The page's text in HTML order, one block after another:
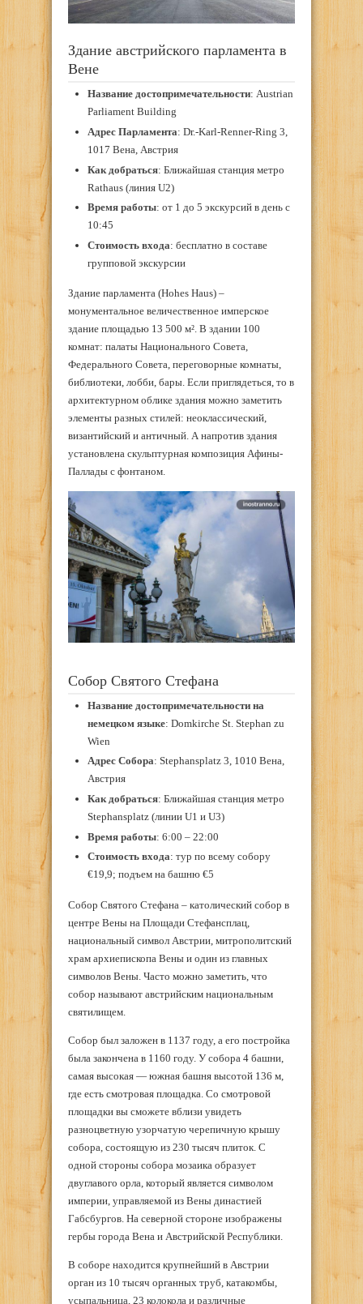
Здание австрийского парламента в
Вене
Название достопримечательности: Austrian
Parliament Building
Адрес Парламента: Dr.-Karl-Renner-Ring 3,
1017 Вена, Австрия
Как добраться: Ближайшая станция метро
Rathaus (линия U2)
Время работы: от 1 до 5 экскурсий в день с
10:45
Стоимость входа: бесплатно в составе
групповой экскурсии
Здание парламента (Hohes Haus) –
монументальное величественное имперское
здание площадью 13 500 м². В здании 100
комнат: палаты Национального Совета,
Федерального Совета, переговорные комнаты,
библиотеки, лобби, бары. Если приглядеться, то в
архитектурном облике здания можно заметить
элементы разных стилей: неоклассический,
византийский и античный. А напротив здания
установлена скульптурная композиция Афины-
Паллады с фонтаном.
Собор Святого Стефана
Название достопримечательности на
немецком языке: Domkirche St. Stephan zu
Wien
Адрес Собора: Stephansplatz 3, 1010 Вена,
Австрия
Как добраться: Ближайшая станция метро
Stephansplatz (линии U1 и U3)
Время работы: 6:00 – 22:00
Стоимость входа: тур по всему собору
€19,9; подъем на башню €5
Собор Святого Стефана – католический собор в
центре Вены на Площади Стефансплац,
национальный символ Австрии, митрополитский
храм архиепископа Вены и один из главных
символов Вены. Часто можно заметить, что
собор называют австрийским национальным
святилищем.
Собор был заложен в 1137 году, а его постройка
была закончена в 1160 году. У собора 4 башни,
самая высокая — южная башня высотой 136 м,
где есть смотровая площадка. Со смотровой
площадки вы сможете вблизи увидеть
разноцветную узорчатую черепичную крышу
собора, состоящую из 230 тысяч плиток. С
одной стороны собора мозаика образует
двуглавого орла, который является символом
империи, управляемой из Вены династией
Габсбургов. На северной стороне изображены
гербы города Вена и Австрийской Республики.
В соборе находится крупнейший в Австрии
орган из 10 тысяч органных труб, катакомбы,
усыпальница, 23 колокола и различные